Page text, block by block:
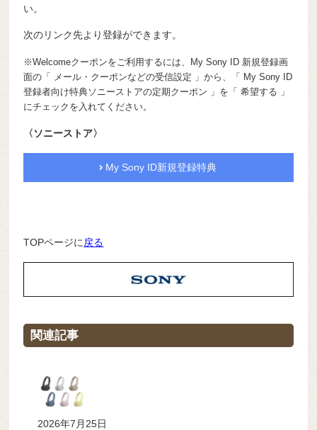
い。
次のリンク先より登録ができます。
※Welcomeクーポンをご利用するには、My Sony ID 新規登録画
面の「 メール・クーポンなどの受信設定 」から、「 My Sony ID
登録者向け特典ソニーストアの定期クーポン 」を「 希望する 」
にチェックを入れてください。
〈ソニーストア〉
My Sony ID新規登録特典
TOPページに戻る
関連記事
2026年7月25日